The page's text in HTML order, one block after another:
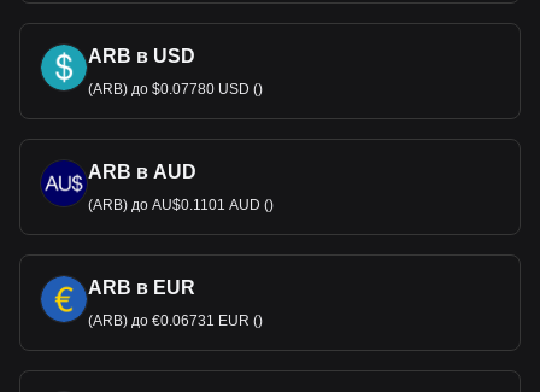
ARB в USD
(ARB) до $0.07780 USD ()
ARB в AUD
(ARB) до AU$0.1101 AUD ()
ARB в EUR
(ARB) до €0.06731 EUR ()